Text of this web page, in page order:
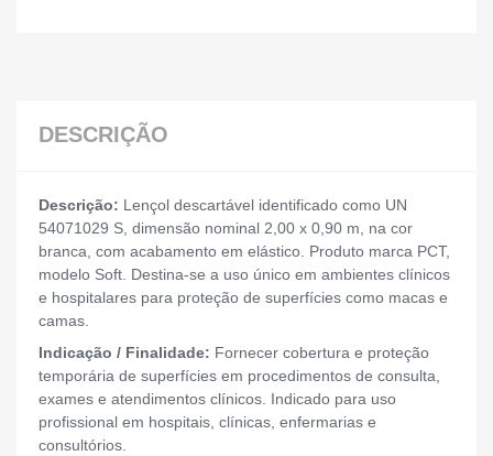
DESCRIÇÃO
Descrição: Lençol descartável identificado como UN
54071029 S, dimensão nominal 2,00 x 0,90 m, na cor
branca, com acabamento em elástico. Produto marca PCT,
modelo Soft. Destina-se a uso único em ambientes clínicos
e hospitalares para proteção de superfícies como macas e
camas.
Indicação / Finalidade: Fornecer cobertura e proteção
temporária de superfícies em procedimentos de consulta,
exames e atendimentos clínicos. Indicado para uso
profissional em hospitais, clínicas, enfermarias e
consultórios.